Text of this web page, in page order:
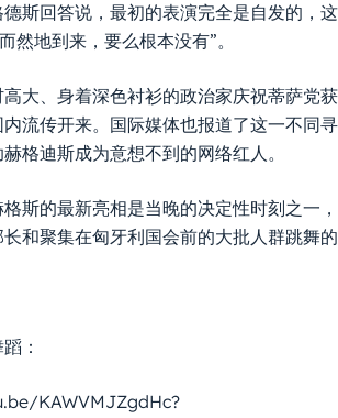
斯回答说，最初的表演完全是自发的，这
然地到来，要么根本没有”。
大、身着深色衬衫的政治家庆祝蒂萨党获
流传开来。国际媒体也报道了这一不同寻
格迪斯成为意想不到的网络红人。
斯的最新亮相是当晚的决定性时刻之一，
和聚集在匈牙利国会前的大批人群跳舞的
：
KAWVMJZgdHc?